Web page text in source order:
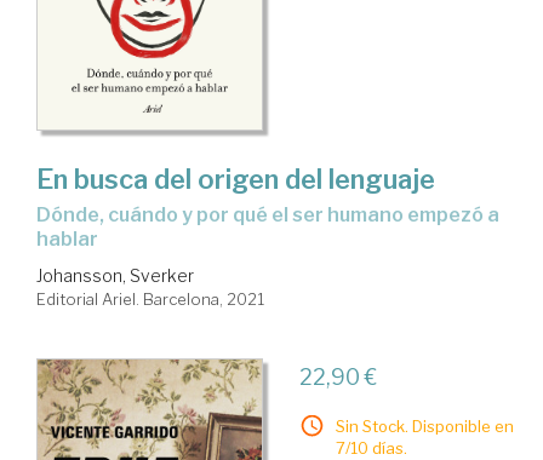
En busca del origen del lenguaje
dónde, cuándo y por qué el ser humano empezó a
hablar
Johansson, Sverker
Editorial Ariel. Barcelona, 2021
22,90 €
Sin Stock. Disponible en
7/10 días.